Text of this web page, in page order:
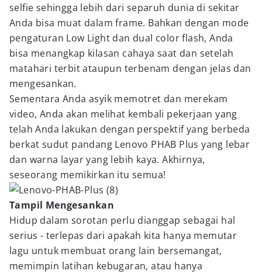
selfie sehingga lebih dari separuh dunia di sekitar
Anda bisa muat dalam frame. Bahkan dengan mode
pengaturan Low Light dan dual color flash, Anda
bisa menangkap kilasan cahaya saat dan setelah
matahari terbit ataupun terbenam dengan jelas dan
mengesankan.
Sementara Anda asyik memotret dan merekam
video, Anda akan melihat kembali pekerjaan yang
telah Anda lakukan dengan perspektif yang berbeda
berkat sudut pandang Lenovo PHAB Plus yang lebar
dan warna layar yang lebih kaya. Akhirnya,
seseorang memikirkan itu semua!
Tampil Mengesankan
Hidup dalam sorotan perlu dianggap sebagai hal
serius - terlepas dari apakah kita hanya memutar
lagu untuk membuat orang lain bersemangat,
memimpin latihan kebugaran, atau hanya